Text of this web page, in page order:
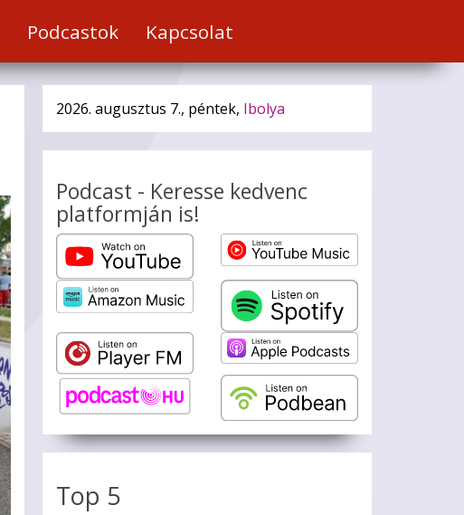
Podcastok Kapcsolat
2026. augusztus 7., péntek, Ibolya
Podcast - Keresse kedvenc
platformján is!
Top 5